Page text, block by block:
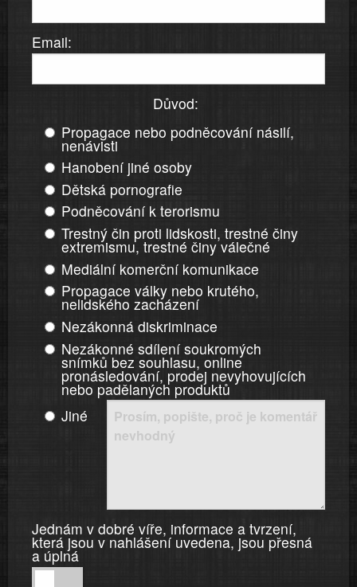
Email:
Důvod:
Propagace nebo podněcování násilí,
nenávisti
Hanobení jiné osoby
Dětská pornografie
Podněcování k terorismu
Trestný čin proti lidskosti, trestné činy
extremismu, trestné činy válečné
Mediální komerční komunikace
Propagace války nebo krutého,
nelidského zacházení
Nezákonná diskriminace
Nezákonné sdílení soukromých
snímků bez souhlasu, online
pronásledování, prodej nevyhovujících
nebo padělaných produktů
Jiné
Jednám v dobré víře, informace a tvrzení,
která jsou v nahlášení uvedena, jsou přesná
a úplná